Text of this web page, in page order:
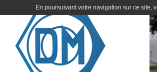
En poursuivant votre navigation sur ce site,